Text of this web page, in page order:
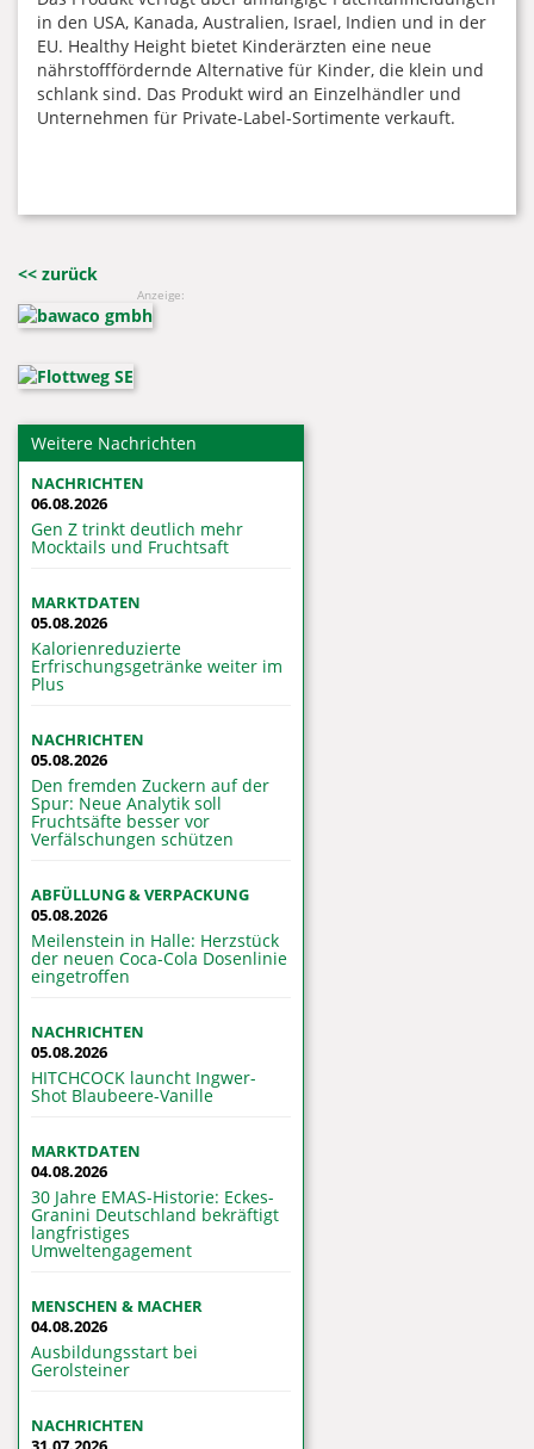
in den USA, Kanada, Australien, Israel, Indien und in der
EU. Healthy Height bietet Kinderärzten eine neue
nährstofffördernde Alternative für Kinder, die klein und
schlank sind. Das Produkt wird an Einzelhändler und
Unternehmen für Private-Label-Sortimente verkauft.
<< zurück
Anzeige:
Weitere Nachrichten
NACHRICHTEN
06.08.2026
Gen Z trinkt deutlich mehr
Mocktails und Fruchtsaft
MARKTDATEN
05.08.2026
Kalorienreduzierte
Erfrischungsgetränke weiter im
Plus
NACHRICHTEN
05.08.2026
Den fremden Zuckern auf der
Spur: Neue Analytik soll
Fruchtsäfte besser vor
Verfälschungen schützen
ABFÜLLUNG & VERPACKUNG
05.08.2026
Meilenstein in Halle: Herzstück
der neuen Coca-Cola Dosenlinie
eingetroffen
NACHRICHTEN
05.08.2026
HITCHCOCK launcht Ingwer-
Shot Blaubeere-Vanille
MARKTDATEN
04.08.2026
30 Jahre EMAS-Historie: Eckes-
Granini Deutschland bekräftigt
langfristiges
Umweltengagement
MENSCHEN & MACHER
04.08.2026
Ausbildungsstart bei
Gerolsteiner
NACHRICHTEN